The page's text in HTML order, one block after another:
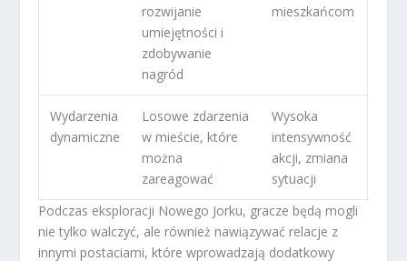
rozwijanie
umiejętności i
zdobywanie
nagród
mieszkańcom
Wydarzenia
dynamiczne
Losowe zdarzenia
w mieście, które
można
zareagować
Wysoka
intensywność
akcji, zmiana
sytuacji
Podczas eksploracji Nowego Jorku, gracze będą mogli
nie tylko walczyć, ale również nawiązywać relacje z
innymi postaciami, które wprowadzają dodatkowy